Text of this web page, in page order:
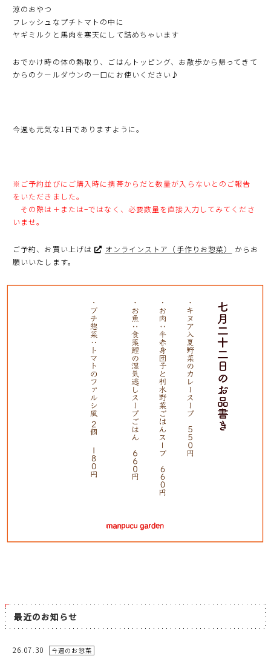
涼のおやつ
フレッシュなプチトマトの中に
ヤギミルクと馬肉を寒天にして詰めちゃいます
おでかけ時の体の熱取り、ごはんトッピング、お散歩から帰ってきて
からのクールダウンの一口にお使いください♪
今週も元気な1日でありますように。
※ご予約並びにご購入時に携帯からだと数量が入らないとのご報告
をいただきました。
その際は＋または−ではなく、必要数量を直接入力してみてくださ
いませ。
ご予約、お買い上げは オンラインストア（手作りお惣菜）
からお
願いいたします。
最近のお知らせ
26.07.30 今週のお惣菜